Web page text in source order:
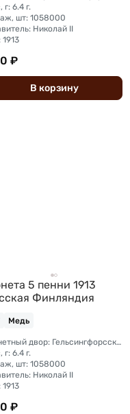
г: 6.4 г.
шт: 1058000
Николай II
1913
₽
В корзину
5 пенни 1913
Финляндия
Медь
Монетный двор: Гельсингфорсский монетный двор (Финляндия)
г: 6.4 г.
шт: 1058000
Николай II
1913
₽